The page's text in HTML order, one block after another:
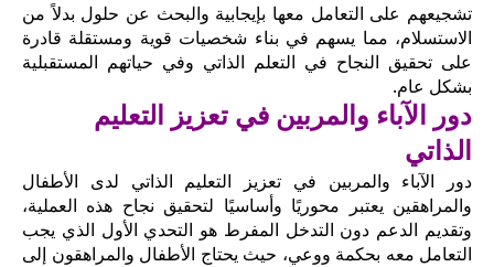
تشجيعهم على التعامل معها بإيجابية والبحث عن حلول بدلاً من
الاستسلام، مما يسهم في بناء شخصيات قوية ومستقلة قادرة
على تحقيق النجاح في التعلم الذاتي وفي حياتهم المستقبلية
بشكل عام.
دور الآباء والمربين في تعزيز التعليم
الذاتي
دور الآباء والمربين في تعزيز التعليم الذاتي لدى الأطفال
والمراهقين يعتبر محوريًا وأساسيًا لتحقيق نجاح هذه العملية،
وتقديم الدعم دون التدخل المفرط هو التحدي الأول الذي يجب
التعامل معه بحكمة ووعي، حيث يحتاج الأطفال والمراهقون إلى